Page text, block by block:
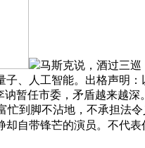
马斯克说，酒过三
、人工智能。出格声明
暂任市委，矛盾越来
到脚不沾地，不承担法
自带锋芒的演员。不代